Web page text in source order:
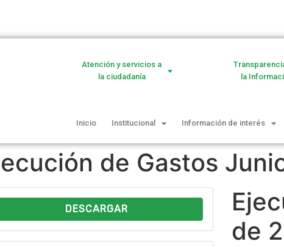
Atención y servicios a
la ciudadanía
la
Inicio Institucional Información de interés
de Gastos
DESCARGAR
de